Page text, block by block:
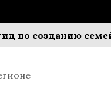
семейной